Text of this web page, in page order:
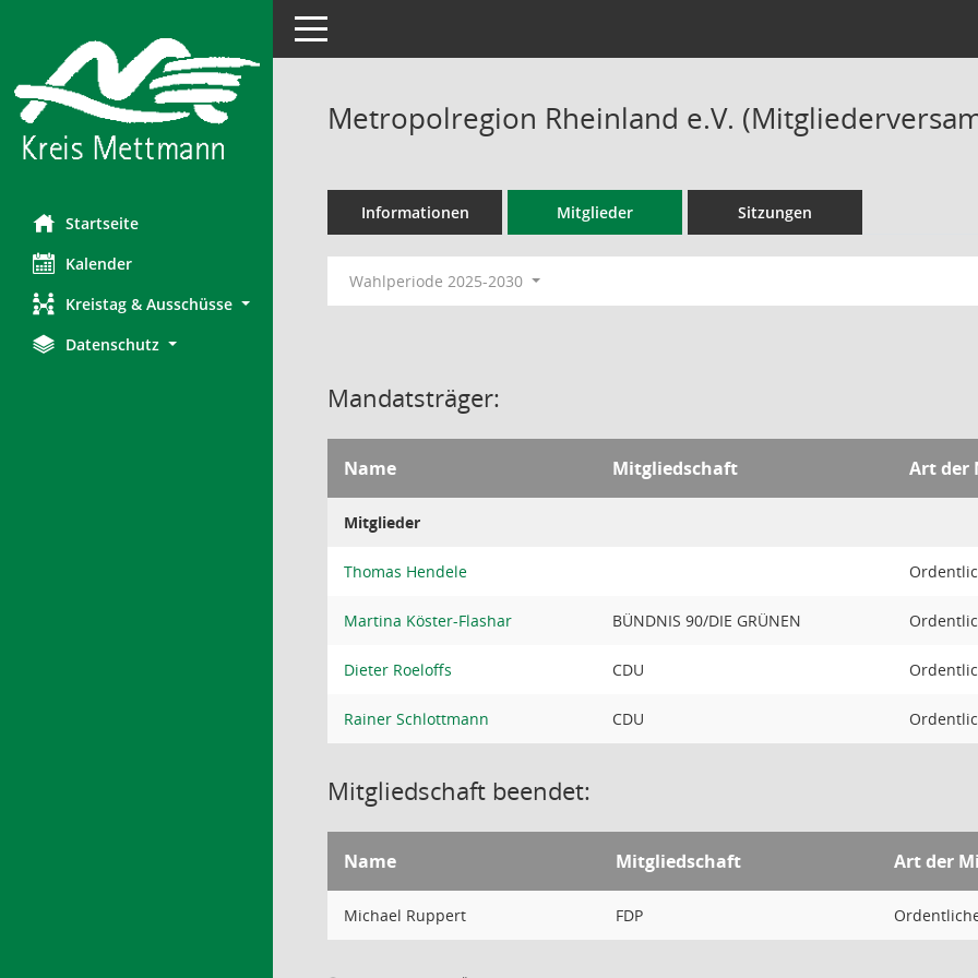
Startseite
Kalender
Kreistag & Ausschüsse
Datenschutz
Toggle navigation
Metropolregion Rheinland e.V.
Informationen Mitglieder Sitzungen
Wahlperiode 2025-2030
Mandatsträger:
Name Mitgliedschaft Art der
Mitglieder
Thomas Hendele
Martina Köster-Flashar BÜNDNIS 90/DIE GRÜNEN
Dieter Roeloffs CDU
Rainer Schlottmann CDU
Mitgliedschaft beendet:
Name Mitgliedschaft Art der
Michael Ruppert FDP